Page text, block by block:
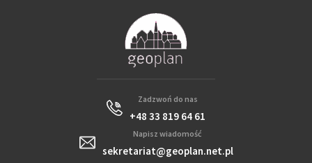
Zadzwoń do nas
+48 33 819 64 61
Napisz wiadomość
sekretariat@geoplan.net.pl